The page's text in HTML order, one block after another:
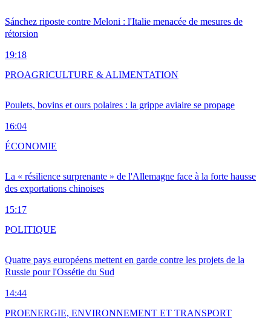
Sánchez riposte contre Meloni : l'Italie menacée de mesures de
rétorsion
19:18
Poulets, bovins et ours polaires : la grippe aviaire se propage
16:04
PROAGRICULTURE & ALIMENTATION
La « résilience surprenante » de l'Allemagne face à la forte hausse
des exportations chinoises
15:17
ÉCONOMIE
Quatre pays européens mettent en garde contre les projets de la
Russie pour l'Ossétie du Sud
14:44
POLITIQUE
PROENERGIE, ENVIRONNEMENT ET TRANSPORT